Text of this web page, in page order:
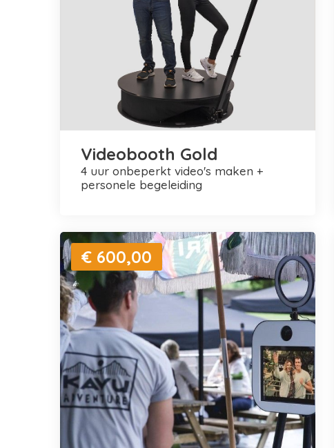
Videobooth Gold
4 uur onbeperkt video's maken +
personele begeleiding
€ 600,00